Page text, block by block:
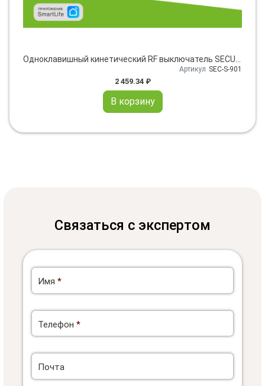
SEC-S-901
Артикул
2 459.34 ₽
В корзину
Связаться с экспертом
Имя *
Телефон *
Почта